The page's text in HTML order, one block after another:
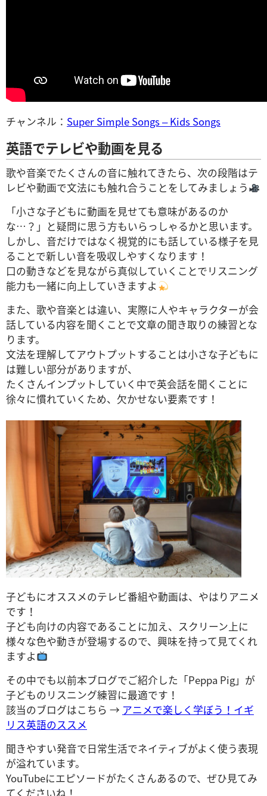
チャンネル： Super Simple Songs – Kids Songs
英語でテレビや動画を見る
歌や音楽でたくさんの音に触れてきたら、次の段階はテ
レビや動画で文法にも触れ合うことをしてみましょう
「小さな子どもに動画を見せても意味があるのか
な…？」と疑問に思う方もいらっしゃるかと思います。
しかし、音だけではなく視覚的にも話している様子を見
ることで新しい音を吸収しやすくなります！
口の動きなどを見ながら真似していくことでリスニング
能力も一緒に向上していきますよ
また、歌や音楽とは違い、実際に人やキャラクターが会
話している内容を聞くことで文章の聞き取りの練習とな
ります。
文法を理解してアウトプットすることは小さな子どもに
は難しい部分がありますが、
たくさんインプットしていく中で英会話を聞くことに
徐々に慣れていくため、欠かせない要素です！
子どもにオススメのテレビ番組や動画は、やはりアニメ
です！
子ども向けの内容であることに加え、スクリーン上に
様々な色や動きが登場するので、興味を持って見てくれ
ますよ
その中でも以前本ブログでご紹介した「Peppa Pig」が
子どものリスニング練習に最適です！
該当のブログはこちら → アニメで楽しく学ぼう！イギ
リス英語のススメ
聞きやすい発音で日常生活でネイティブがよく使う表現
が溢れています。
YouTubeにエピソードがたくさんあるので、ぜひ見てみ
てくださいね！